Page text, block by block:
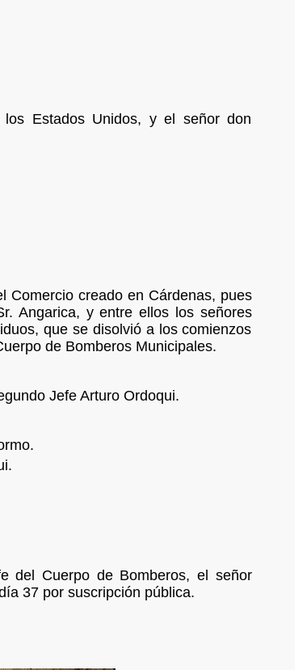
Estados Unidos, y el señor don
Comercio creado en Cárdenas, pues
Angarica, y entre ellos los señores
que se disolvió a los comienzos
de Bomberos Municipales.
Jefe Arturo Ordoqui.
del Cuerpo de Bomberos, el señor
37 por suscripción pública.